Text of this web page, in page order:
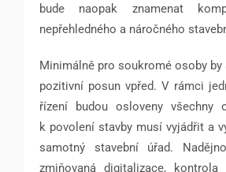
bude naopak znamenat
nepřehledného a náročného
Minimálně pro soukromé osoby
pozitivní posun vpřed. V rámci
řízení budou osloveny všechny
k povolení stavby musí vyjádřit a
samotný stavební úřad.
zmiňovaná digitalizace,